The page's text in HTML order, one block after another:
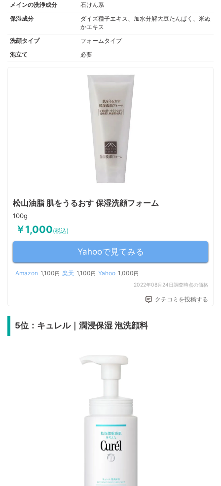
メインの洗浄成分
石けん系
保湿成分
ダイズ種子エキス、加水分解大豆たんぱく、米ぬ
かエキス
洗顔タイプ
フォームタイプ
泡立て
必要
松山油脂 肌をうるおす 保湿洗顔フォーム
100g
￥1,000(税込)
Yahooで見てみる
Amazon 1,100円 楽天 1,100円 Yahoo 1,000円
2022年08月24日調査時点の価格
クチコミを投稿する
5位：キュレル｜潤浸保湿 泡洗顔料